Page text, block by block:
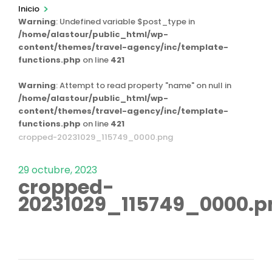
Inicio >
Warning: Undefined variable $post_type in
/home/alastour/public_html/wp-
content/themes/travel-agency/inc/template-
functions.php on line 421
Warning: Attempt to read property "name" on null in
/home/alastour/public_html/wp-
content/themes/travel-agency/inc/template-
functions.php on line 421
cropped-20231029_115749_0000.png
29 octubre, 2023
cropped-